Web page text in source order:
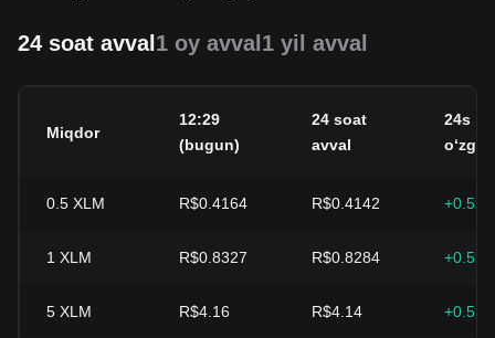
24 soat avval 1 oy avval 1 yil avval
Miqdor
12:29
(bugun)
24 soat
avval
24s
0.5 XLM R$0.4164 R$0.4142
1 XLM R$0.8327 R$0.8284
5 XLM R$4.16 R$4.14